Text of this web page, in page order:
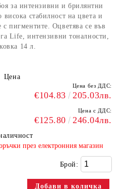
за интензивни и брилянтни
висока стабилност на цвета и
с пигментите. Оцветява се във
Life, интензивни тоналности,
14 л.
Цена
Цена без ДДС:
€104.83 205.03лв.
Цена с ДДС:
€125.80 246.04лв.
през електронния магазин
Брой: